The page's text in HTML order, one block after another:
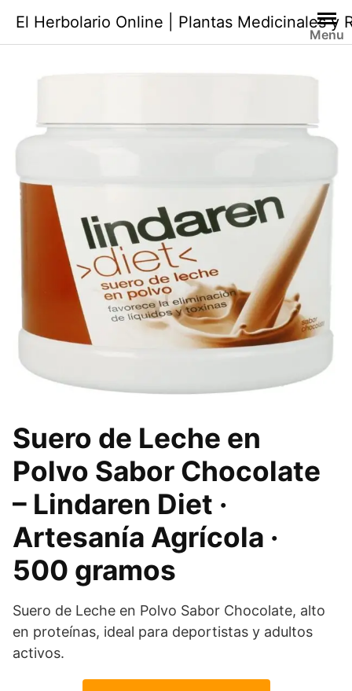
contenido
El Herbolario Online | Plantas Medicinales y
Menu
Suero de Leche en
Polvo Sabor Chocolate
– Lindaren Diet ·
Artesanía Agrícola ·
500 gramos
Suero de Leche en Polvo Sabor Chocolate, alto
en proteínas, ideal para deportistas y adultos
activos.